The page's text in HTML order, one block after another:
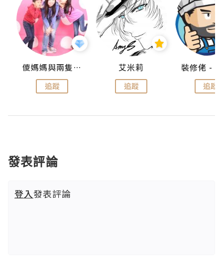
儍媽媽與兩隻小魔怪之家
追蹤
艾米莉
追蹤 追蹤
發表評論
登入發表評論